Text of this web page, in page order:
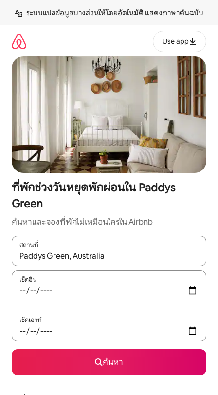
เนื้อหา
ระบบแปลข้อมูลบางส่วนให้โดยอัตโนมัติ แสดงภาษาต้นฉบับ
Use app
ที่พักช่วงวันหยุดพักผ่อนใน Paddys
Green
ค้นหาและจองที่พักไม่เหมือนใครใน Airbnb
สถานที่
ใช้ลูกศรขึ้นลง หรือใช้การสัมผัสหรือปัด เพื่อสำรวจผลการค้นหา
เช็คอิน
เช็คเอาท์
ค้นหา